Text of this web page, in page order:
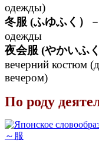
одежды)
冬服 (ふゆふく）
одежды
夜会服 (やかいふく
вечерний костюм
вечером)
По роду